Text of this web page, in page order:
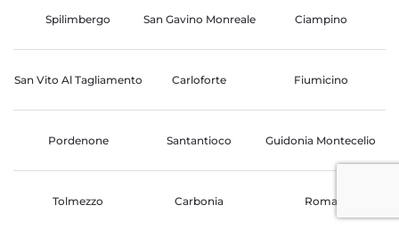
Spilimbergo San Gavino Monreale Ciampino
San Vito Al Tagliamento Carloforte Fiumicino
Pordenone Santantioco Guidonia Montecelio
Tolmezzo Carbonia Roma